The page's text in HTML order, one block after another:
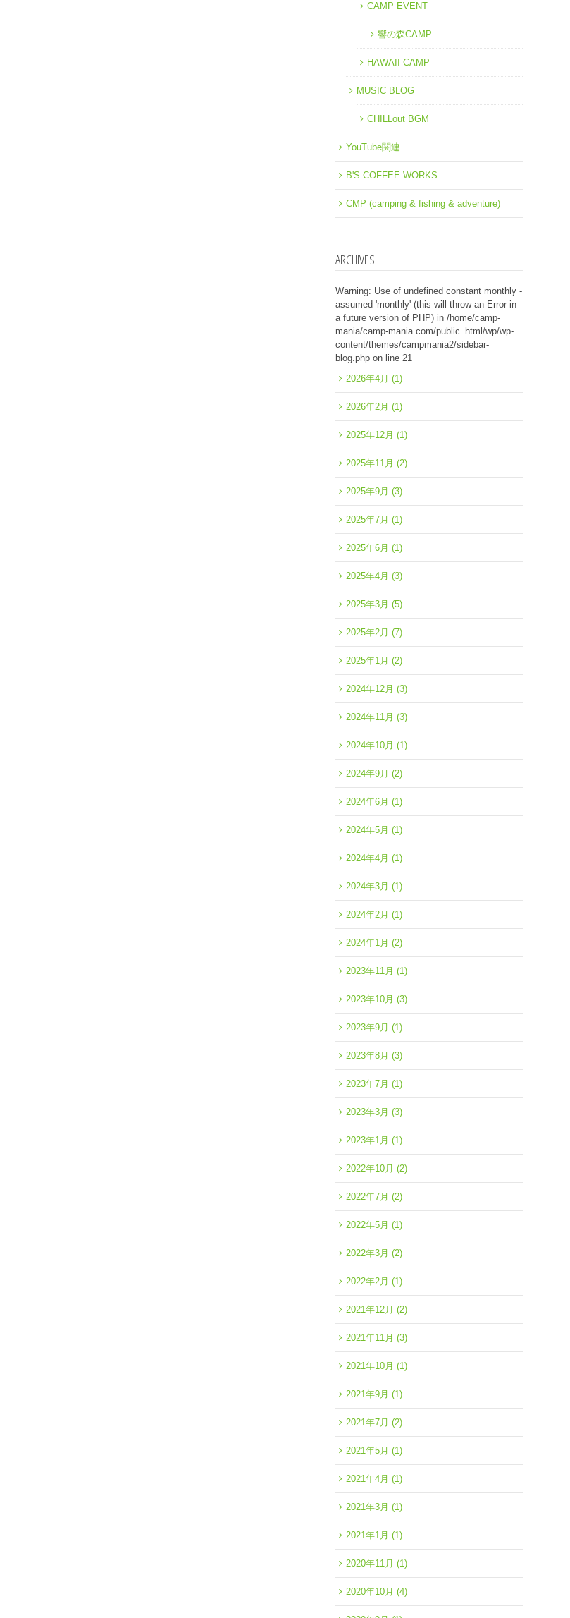
CAMP EVENT
響の森CAMP
HAWAII CAMP
MUSIC BLOG
CHILLout BGM
YouTube関連
B'S COFFEE WORKS
CMP (camping & fishing & adventure)
ARCHIVES
Warning: Use of undefined constant monthly -
assumed 'monthly' (this will throw an Error in
a future version of PHP) in /home/camp-
mania/camp-mania.com/public_html/wp/wp-
content/themes/campmania2/sidebar-
blog.phpon line 21
2026年4月 (1)
2026年2月 (1)
2025年12月 (1)
2025年11月 (2)
2025年9月 (3)
2025年7月 (1)
2025年6月 (1)
2025年4月 (3)
2025年3月 (5)
2025年2月 (7)
2025年1月 (2)
2024年12月 (3)
2024年11月 (3)
2024年10月 (1)
2024年9月 (2)
2024年6月 (1)
2024年5月 (1)
2024年4月 (1)
2024年3月 (1)
2024年2月 (1)
2024年1月 (2)
2023年11月 (1)
2023年10月 (3)
2023年9月 (1)
2023年8月 (3)
2023年7月 (1)
2023年3月 (3)
2023年1月 (1)
2022年10月 (2)
2022年7月 (2)
2022年5月 (1)
2022年3月 (2)
2022年2月 (1)
2021年12月 (2)
2021年11月 (3)
2021年10月 (1)
2021年9月 (1)
2021年7月 (2)
2021年5月 (1)
2021年4月 (1)
2021年3月 (1)
2021年1月 (1)
2020年11月 (1)
2020年10月 (4)